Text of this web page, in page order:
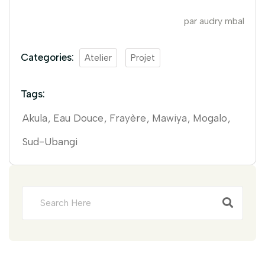
par audry mbal
Categories: Atelier Projet
Tags:
Akula Eau Douce Frayère Mawiya Mogalo
Sud-Ubangi